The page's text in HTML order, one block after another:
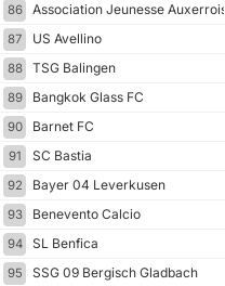
86
Association Jeunesse
87
US Avellino
88
TSG Balingen
89
Bangkok Glass FC
90
Barnet FC
91
SC Bastia
92
Bayer 04 Leverkusen
93
Benevento Calcio
94
SL Benfica
95
SSG 09 Bergisch Gladbach